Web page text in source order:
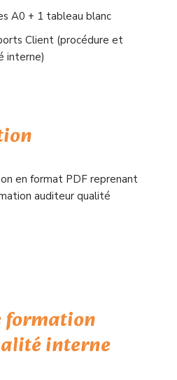
A0 + 1 tableau blanc
Client (procédure et
interne)
en format PDF reprenant
auditeur qualité
formation
interne